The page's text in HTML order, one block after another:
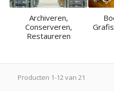
Archiveren,
Conserveren,
Restaureren
Producten 1-12van 21